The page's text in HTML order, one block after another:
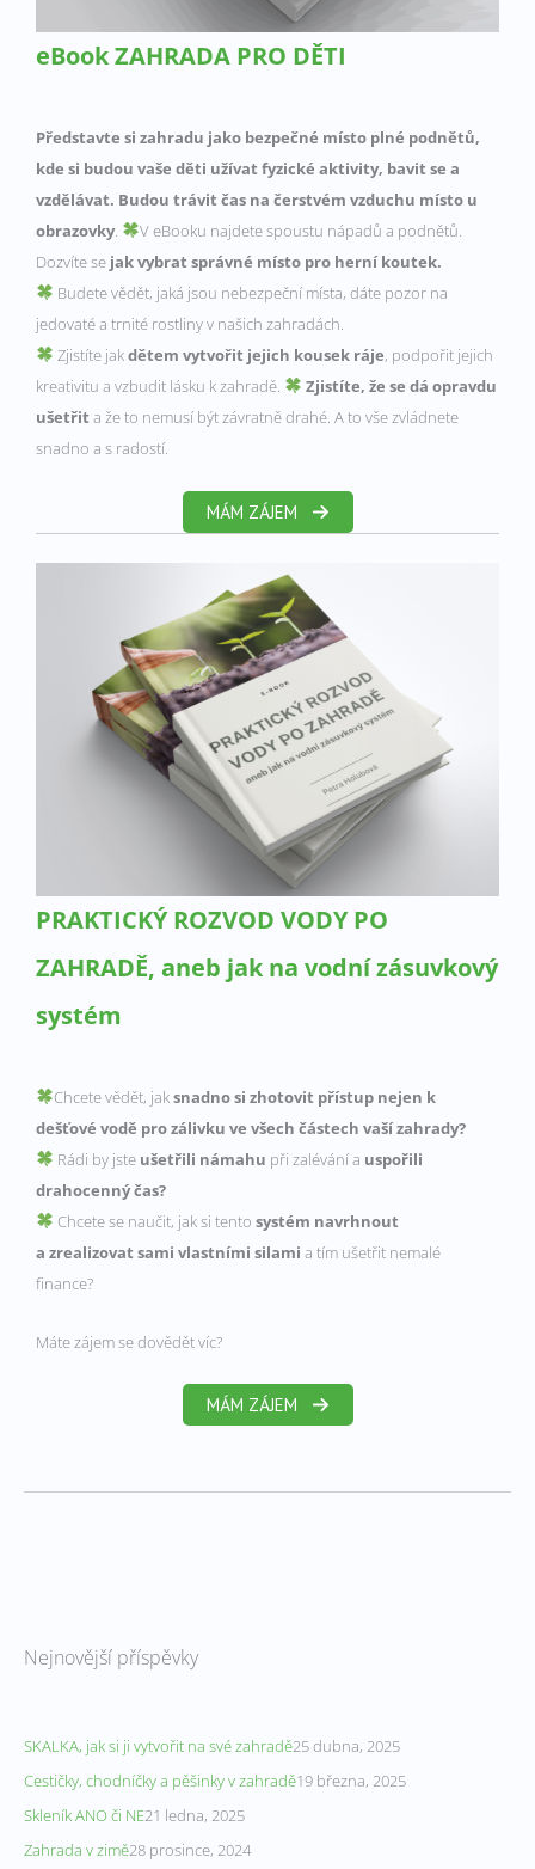
eBook ZAHRADA PRO DĚTI
Představte si zahradu jako bezpečné místo plné podnětů,
kde si budou vaše děti užívat fyzické aktivity, bavit se a
vzdělávat. Budou trávit čas na čerstvém vzduchu místo u
obrazovky.
V eBooku najdete spoustu nápadů a podnětů.
Dozvíte se jak vybrat správné místo pro herní koutek.
Budete vědět, jaká jsou nebezpeční místa, dáte pozor na
jedovaté a trnité rostliny v našich zahradách.
Zjistíte jakdětem vytvořit jejich kousek ráje, podpořit jejich
kreativitu a vzbudit lásku k zahradě.
Zjistíte, že se dá opravdu
ušetřit a že to nemusí být závratně drahé. A to vše zvládnete
snadno a s radostí.
MÁM ZÁJEM
PRAKTICKÝ ROZVOD VODY PO
ZAHRADĚ, aneb jak na vodní zásuvkový
systém
Chcete vědět, jaksnadno si zhotovit přístup nejen k
dešťové vodě pro zálivku ve všech částech vaší zahrady?
Rádi by jste ušetřili námahu při zalévání a uspořili
drahocenný čas?
Chcete se naučit, jak si tento systém navrhnout
a zrealizovat sami vlastními silami a tím ušetřit nemalé
finance?
Máte zájem se dovědět víc?
MÁM ZÁJEM
Nejnovější příspěvky
SKALKA, jak si ji vytvořit na své zahradě25 dubna, 2025
Cestičky, chodníčky a pěšinky v zahradě19 března, 2025
Skleník ANO či NE21 ledna, 2025
Zahrada v zimě28 prosince, 2024